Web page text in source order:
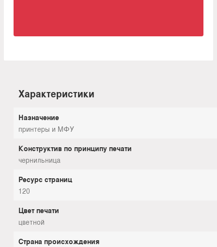
Характеристики
Назначение
принтеры и МФУ
Конструктив по принципу печати
чернильница
Ресурс страниц
120
Цвет печати
цветной
Страна происхождения